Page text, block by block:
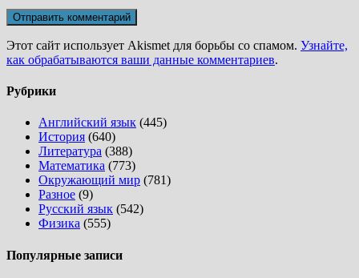
Этот сайт использует Akismet для борьбы со спамом. Узнайте,
как обрабатываются ваши данные комментариев.
Рубрики
Английский язык (445)
История (640)
Литература (388)
Математика (773)
Окружающий мир (781)
Разное (9)
Русский язык (542)
Физика (555)
Популярные записи